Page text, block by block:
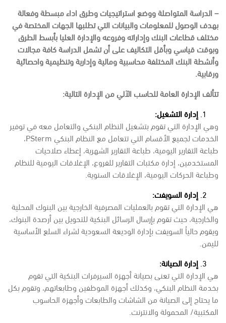
– الدراسة المتواصلة ووضع استراتيجيات وطرق اداء مبسطة وفعالة
بهدف الوصول للمعلومات والبيانات التي تطلبها الجهات المختصة في
مختلف قطاعات البنك وإداراته وفروعه والإدارة العليا بأبسط الطرق
وبوقت قياسي وبأقل التكاليف على أن تشمل الدراسة كافة مجالات
وأنشطة البنك المختلفة محاسبية ومالية وإدارية وتنظيمية واحصائية
ورقابية.
تتألف الإدارة العامة للحاسب الآلي من الإدارة التالية:
إدارة التشغيل:
وهي الإدارة التي تقوم بتشغيل النظام البنكي والتعامل معه في توفير
الخدمات لجميع الأقسام التي تتعامل مع النظام البنكي PSterm،
طباعة التقارير اليومية، طباعة التقارير الشهرية، إعطاء صلاحيات
المستخدمين، إدارة مكتبات التقارير للفروع، الإغلاقات اليومية للنظام
وطباعة الحركات اليومية، الإغلاقات السنوية.
إدارة السويفت:
هي الإدارة التي تقوم بالعمليات المصرفية الخارجية بين البنوك المحلية
والخارجية، حيث تقوم بإرسال الرسائل البنكية للتحويل بين أرصدة البنوك،
ويقوم حالياُ السويفت بإدارة الوديعة السعودية لشراء السلع الأساسية
لليمن.
إدارة الصيانة:
هي الإدارة التي تعنى بصيانة أجهزة السيرفرات البنكية التي تقوم
بخدمة النظام البنكي، وكذلك أجهزة الموظفين وطابعاتهم، وتقوم بكل
ما يحتاج إلى الصيانة من الشاشات والطابعات وأجهزة الحاسوب
المكتبية/ المحمولة والانترنت.